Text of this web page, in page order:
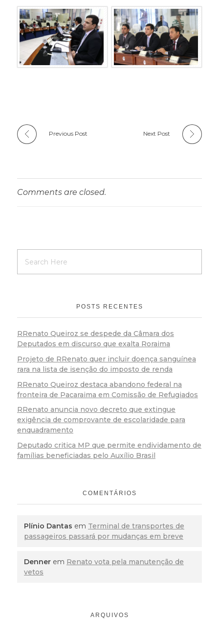
Previous Post Next Post
Comments are closed.
POSTS RECENTES
RRenato Queiroz se despede da Câmara dos
Deputados em discurso que exalta Roraima
Projeto de RRenato quer incluir doença sanguínea
rara na lista de isenção do imposto de renda
RRenato Queiroz destaca abandono federal na
fronteira de Pacaraima em Comissão de Refugiados
RRenato anuncia novo decreto que extingue
exigência de comprovante de escolaridade para
enquadramento
Deputado critica MP que permite endividamento de
famílias beneficiadas pelo Auxílio Brasil
COMENTÁRIOS
Plínio Dantas em Terminal de transportes de
passageiros passará por mudanças em breve
Denner em Renato vota pela manutenção de
vetos
ARQUIVOS